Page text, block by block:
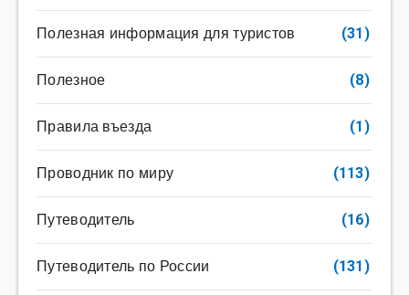
Полезная информация для туристов (31)
Полезное (8)
Правила въезда (1)
Проводник по миру (113)
Путеводитель (16)
Путеводитель по России (131)